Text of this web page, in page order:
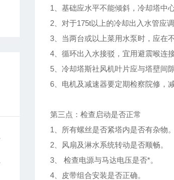
1、基础应水平不能倾斜，冷却塔中
2、对于175t以上的冷却出入水管应
3、当两台或以上菜用水泵时，应在
4、循环出入水接驳，宜用避震喉连接
5、冷却塔斯社风机叶片应与塔壁间
6、电机及减速器要定期检察院修，
第三点：检查启动是否正常
1、所有螺丝是否紧塔内是否有杂物。
2、风扇及淋水系统转动是否顺畅。
3、 检查电源与马达电压是否*。
4、皮带组合安装是否正确。